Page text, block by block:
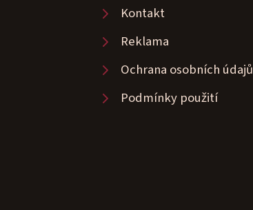
Kontakt
Reklama
Ochrana osobních údajů
Podmínky použití